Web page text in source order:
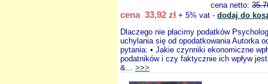
cena netto:
cena 33,92 zł + 5% vat - dodaj do
Dlaczego nie płacimy podatków
uchylania się od opodatkowania Autorka
pytania: • Jakie czynniki ekonomiczne
podatników i czy faktycznie ich wpływ
&... >>>